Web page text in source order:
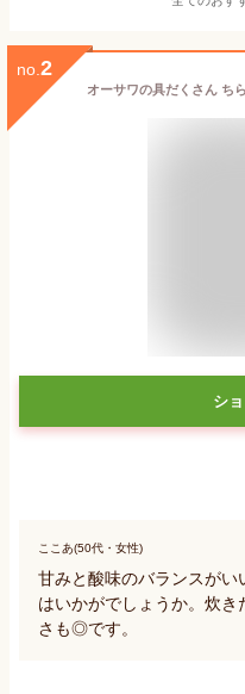
no. 2
シ
ここあ(50代・女性)
甘みと酸味のバランスが
はいかがでしょうか。炊
さも◎です。